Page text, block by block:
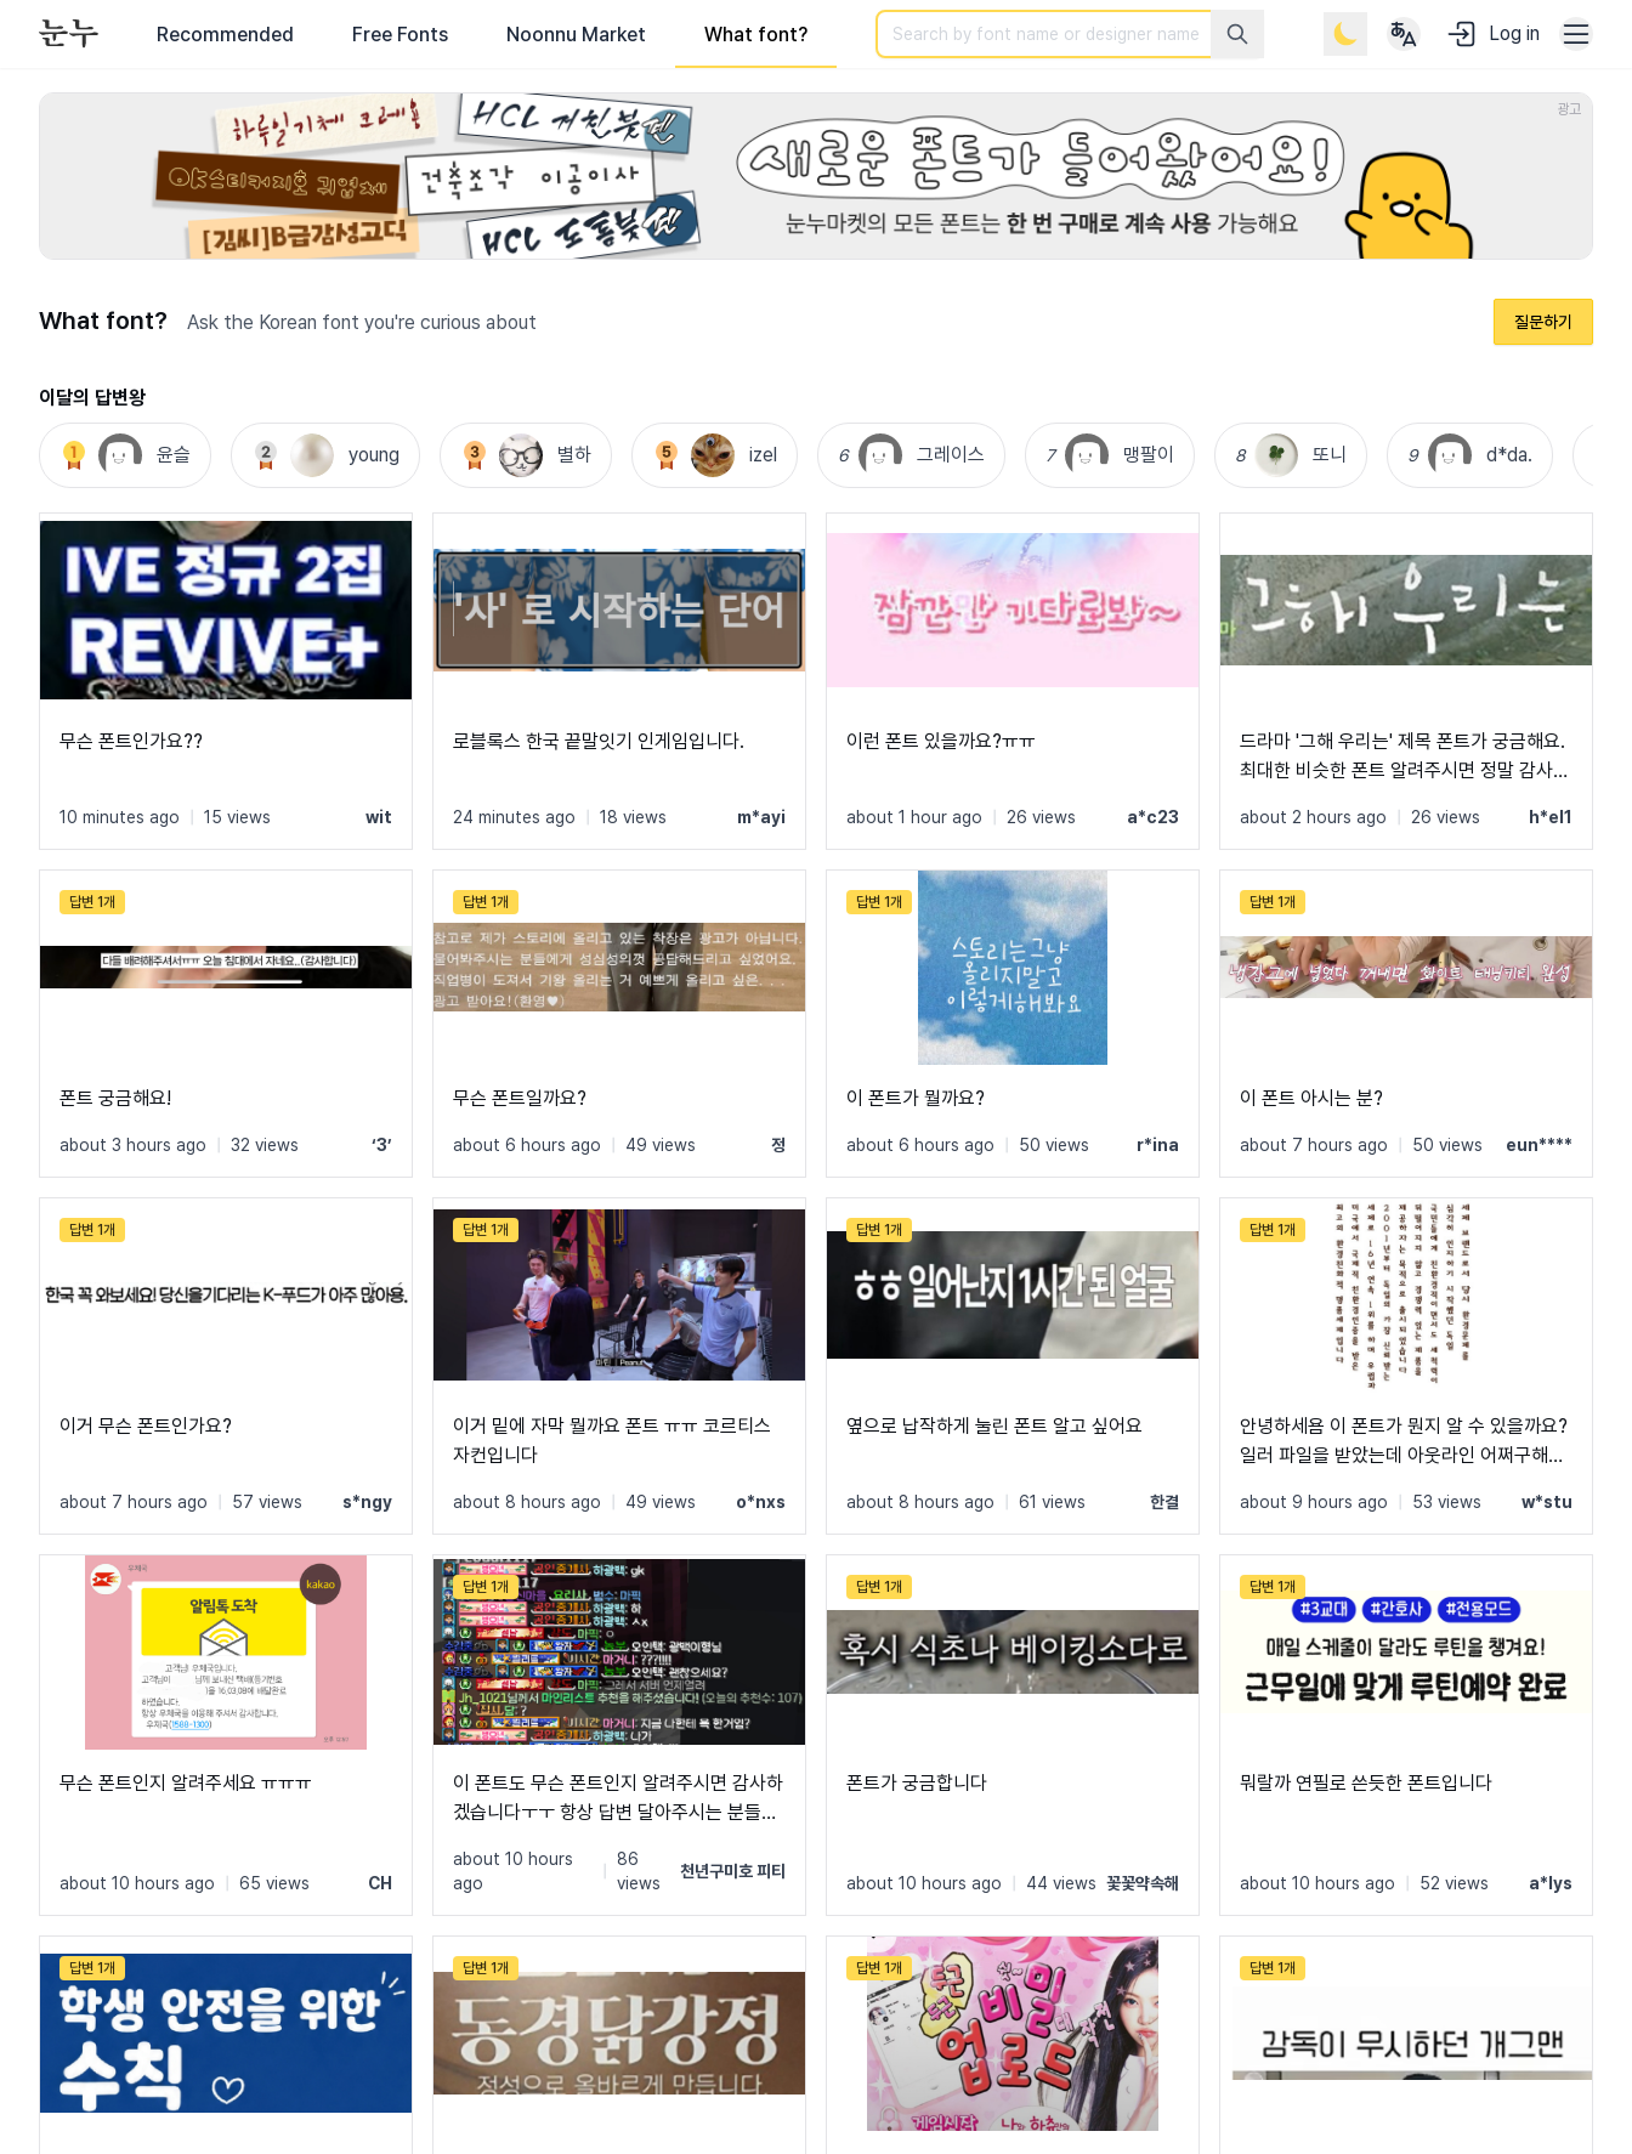
Recommended Free Fonts Noonnu Market What font?
Search Log in
광고
What font? Ask the Korean font you're curious about 질문하기
이달의 답변왕
윤슬 young 별하 izel 6 그레이스 7 맹팔이 8 또니 9 d*da.
무슨 폰트인가요??
10 minutes ago 15 views wit
로블록스 한국 끝말잇기 인게임입니다.
24 minutes ago 18 views m*ayi
이런 폰트 있을까요?ㅠㅠ
about 1 hour ago 26 views a*c23
드라마 '그해 우리는' 제목 폰트가 궁금해요.
최대한 비슷한 폰트 알려주시면 정말 감사하
about 2 hours ago 26 views h*el1
답변 1개
폰트 궁금해요!
about 3 hours ago 32 views ‘3’
답변 1개
무슨 폰트일까요?
about 6 hours ago 49 views 정
답변 1개
이 폰트가 뭘까요?
about 6 hours ago 50 views r*ina
답변 1개
이 폰트 아시는 분?
about 7 hours ago 50 views eun****
답변 1개
이거 무슨 폰트인가요?
about 7 hours ago 57 views s*ngy
답변 1개
이거 밑에 자막 뭘까요 폰트 ㅠㅠ 코르티스
자컨입니다
about 8 hours ago 49 views o*nxs
답변 1개
옆으로 납작하게 눌린 폰트 알고 싶어요
about 8 hours ago 61 views 한결
답변 1개
안녕하세욤 이 폰트가 뭔지 알 수 있을까요?
일러 파일을 받았는데 아웃라인 어쩌구해서
는데,,,, 흑흑 + 어머나!!! 답글 다는 기능을
못찾아서 글 수정해요!! 이걸 어떻게 찾으신
거죠?! 정말 감사합니당 ><!!!!! 계신 방향으
로 절 올리구 잘게요 ㅎㅎ!!!!!!
about 9 hours ago 53 views w*stu
무슨 폰트인지 알려주세요 ㅠㅠㅠ
about 10 hours ago 65 views CH
답변 1개
이 폰트도 무슨 폰트인지 알려주시면 감사하
겠습니다ㅜㅜ 항상 답변 달아주시는 분들께
about 10 hours
ago
86
views
천년구미호 피티
답변 1개
폰트가 궁금합니다
about 10 hours ago 44 views 꽃꽃약속해
답변 1개
뭐랄까 연필로 쓴듯한 폰트입니다
about 10 hours ago 52 views a*lys
답변 1개 답변 1개 답변 1개 답변 1개